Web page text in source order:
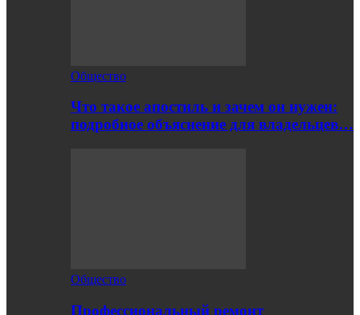
Общество
Что такое апостиль и зачем он нужен:
подробное объяснение для владельцев…
Общество
Профессиональный ремонт